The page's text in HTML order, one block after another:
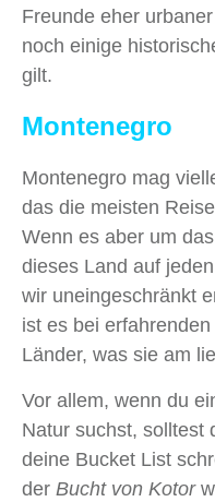
Freunde eher
noch einige
gilt.
Montenegro
Montenegro mag
das die meisten
Wenn es aber um das
dieses Land auf
wir uneingeschränkt
ist es bei
Länder, was sie am
Vor allem, wenn du
Natur suchst, solltest
deine Bucket List
der Bucht von Kotor